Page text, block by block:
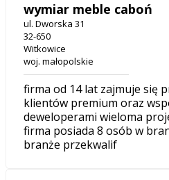
wymiar meble caboń
ul. Dworska 31
32-650
Witkowice
woj. małopolskie
firma od 14 lat zajmuje się
klientów premium oraz
deweloperami wieloma
firma posiada 8 osób w
branże przekwalif